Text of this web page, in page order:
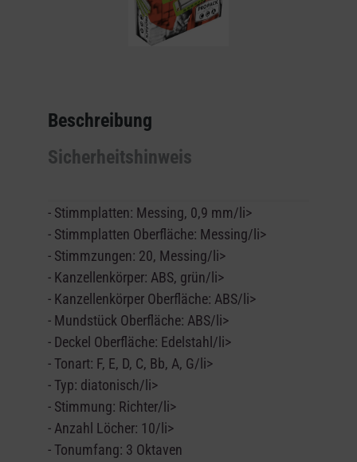
Beschreibung
Sicherheitshinweis
- Stimmplatten: Messing, 0,9 mm/li>
- Stimmplatten Oberfläche: Messing/li>
- Stimmzungen: 20, Messing/li>
- Kanzellenkörper: ABS, grün/li>
- Kanzellenkörper Oberfläche: ABS/li>
- Mundstück Oberfläche: ABS/li>
- Deckel Oberfläche: Edelstahl/li>
- Tonart: F, E, D, C, Bb, A, G/li>
- Typ: diatonisch/li>
- Stimmung: Richter/li>
- Anzahl Löcher: 10/li>
- Tonumfang: 3 Oktaven